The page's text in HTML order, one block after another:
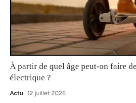
À partir de quel âge peut-on faire
électrique ?
Actu 12 juillet 2026